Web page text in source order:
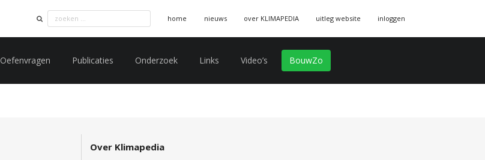
home nieuws over KLIMAPEDIA uitleg website inloggen
Oefenvragen Publicaties Onderzoek Links Video’s BouwZo
Over Klimapedia